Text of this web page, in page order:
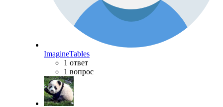
ImagineTables
1 ответ
1 вопрос